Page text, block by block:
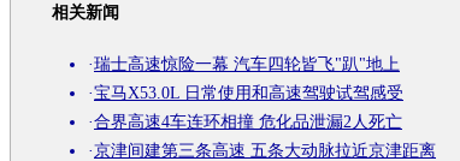
相关新闻
·瑞士高速惊险一幕 汽车四轮皆飞"趴"地上
·宝马X53.0L 日常使用和高速驾驶试驾感受
·合界高速4车连环相撞 危化品泄漏2人死亡
·京津间建第三条高速 五条大动脉拉近京津距离